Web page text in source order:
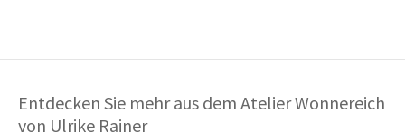
Entdecken Sie mehr aus dem Atelier Wonnereich
von Ulrike Rainer